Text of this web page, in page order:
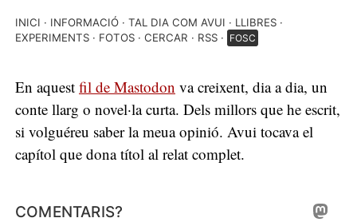
INICI INFORMACIÓ TAL DIA COM AVUI
LLIBRES
EXPERIMENTS
FOTOS CERCAR RSS FOSC
En aquest fil de Mastodon va creixent, dia a dia, un
conte llarg o novel·la curta. Dels millors que he escrit,
si volguéreu saber la meua opinió. Avui tocava el
capítol que dona títol al relat complet.
COMENTARIS?